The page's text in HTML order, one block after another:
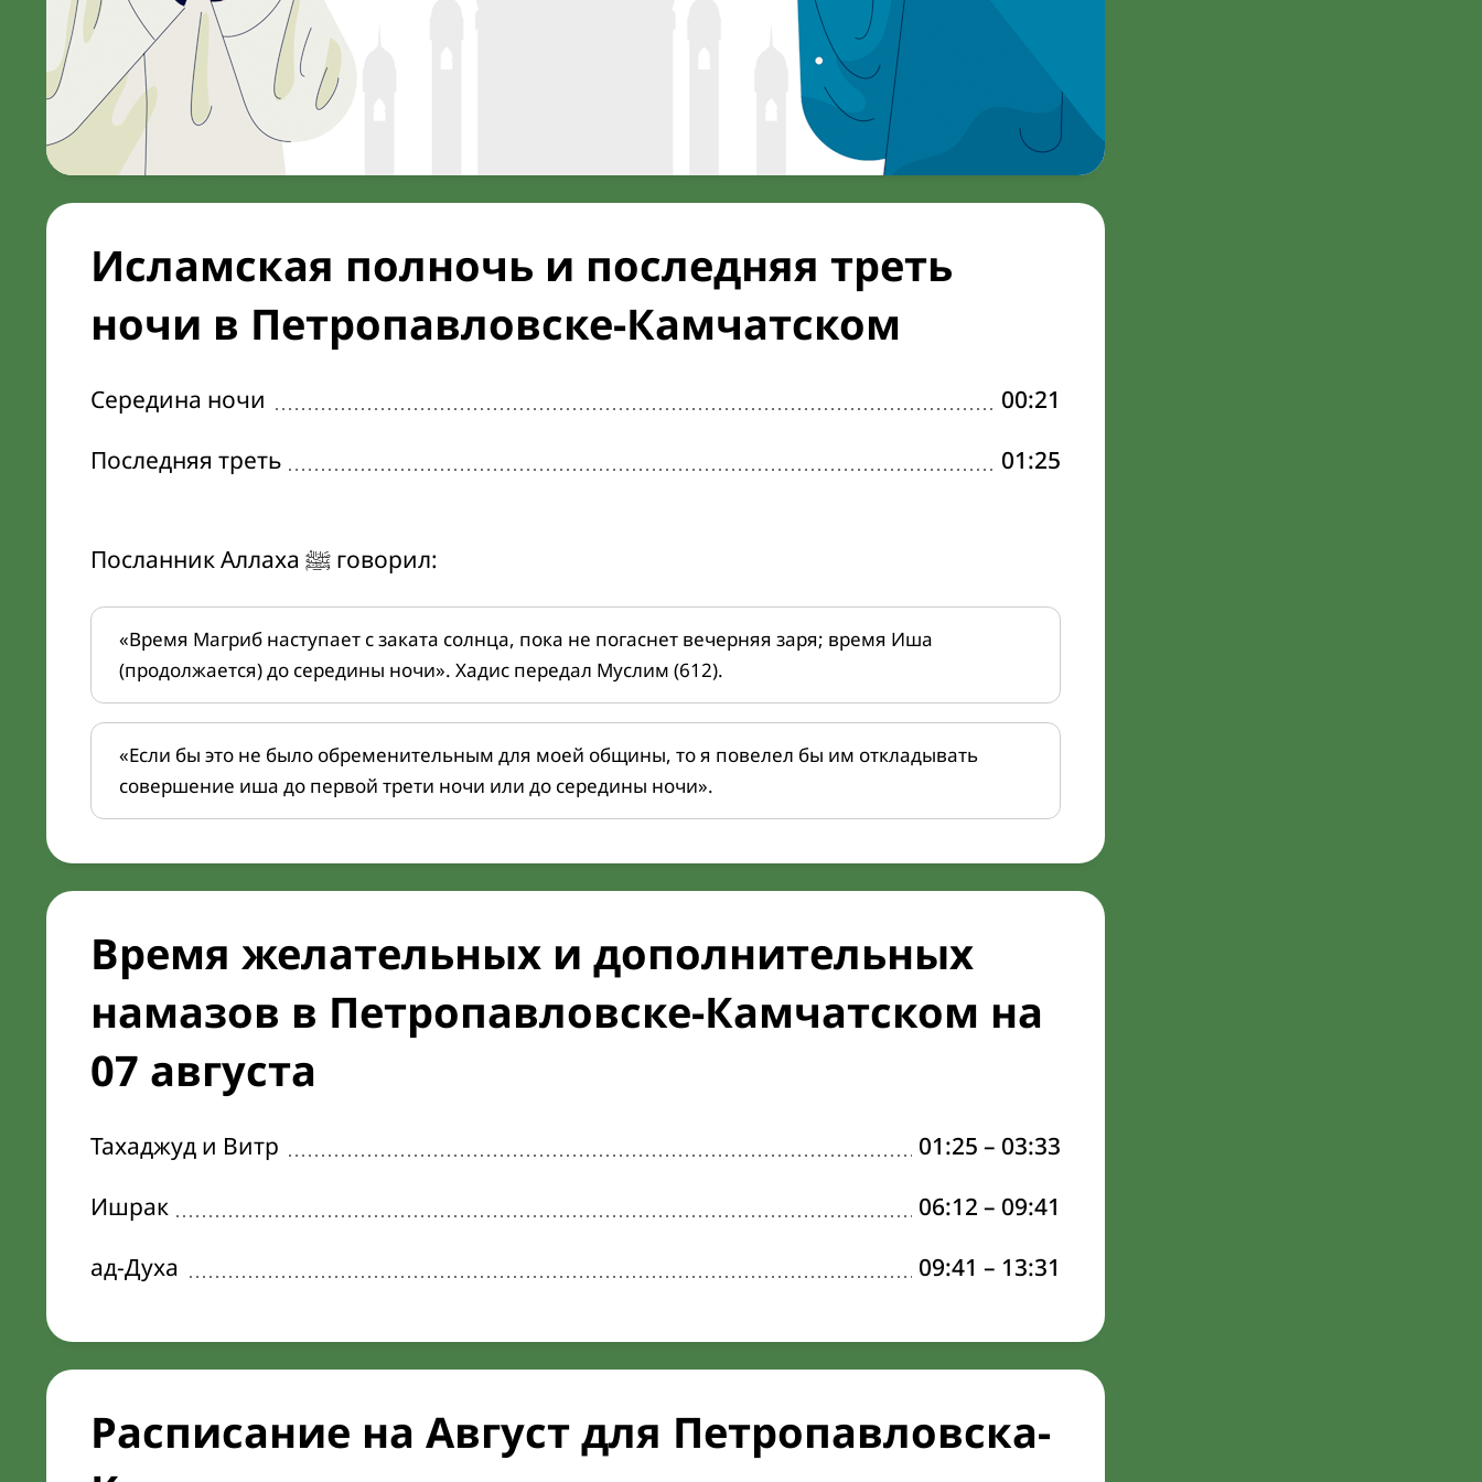
Исламская полночь и последняя треть
ночи в Петропавловске-Камчатском
Середина ночи
00:21
Последняя треть
01:25
Посланник Аллаха ﷺ говорил:
«Время Магриб наступает с заката солнца, пока не погаснет вечерняя заря; время Иша
(продолжается) до середины ночи». Хадис передал Муслим (612).
«Если бы это не было обременительным для моей общины, то я повелел бы им откладывать
совершение иша до первой трети ночи или до середины ночи».
Время желательных и дополнительных
намазов в Петропавловске-Камчатском на
07 августа
Тахаджуд и Витр 01:25 – 03:33
Ишрак
06:12 – 09:41
ад-Духа
09:41 – 13:31
Расписание на Август для Петропавловска-